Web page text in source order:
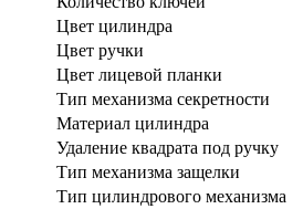
Цвет цилиндра
Цвет ручки
Цвет лицевой планки
Тип механизма секретности
Материал цилиндра
Удаление квадрата под ручку
Тип механизма защелки
Тип цилиндрового механизма